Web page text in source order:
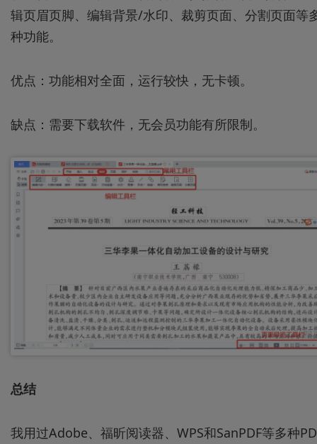
辑页眉页脚、编辑背景/水印、裁剪页面、分割页面等
种功能。
优点：功能相对全面，运行较快，无卡顿。
缺点：需要下载软件，无会员功能有所限制。
总结
我用过Adobe、福昕阅读器、WPS和SanPDF等多种